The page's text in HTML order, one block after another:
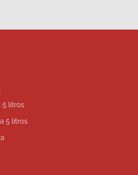
5 litros
5 litros